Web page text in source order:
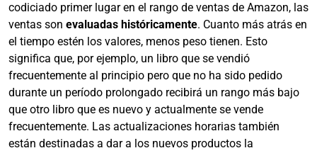
codiciado primer lugar en el rango de ventas de Amazon, las
ventas son evaluadas históricamente. Cuanto más atrás en
el tiempo estén los valores, menos peso tienen. Esto
significa que, por ejemplo, un libro que se vendió
frecuentemente al principio pero que no ha sido pedido
durante un período prolongado recibirá un rango más bajo
que otro libro que es nuevo y actualmente se vende
frecuentemente. Las actualizaciones horarias también
están destinadas a dar a los nuevos productos la